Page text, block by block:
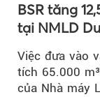
BSR tăng
tại NMLD
Việc đưa vào
tích 65.000
của Nhà máy